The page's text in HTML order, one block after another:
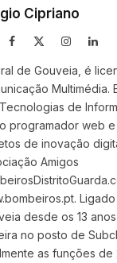
Cipriano
Facebook Instagram
de Gouveia, é
Multimédia.
de
programador web
de inovação
Amigos
desde os 13
no posto de
as funções de